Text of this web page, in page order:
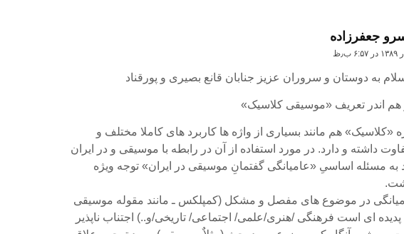
جعفرزاده
سلام به دوستان و سروران عزیز جنابان قانع بصیری و پورقناد
هم اندر تعریف «موسیقی کلاسیک»
«کلاسیک» هم مانند بسیاری از واژه ها کاربرد های کاملا مختلف و
داشته و دارد. در مورد استفاده از آن در رابطه با موسیقی و در ایران
به مسئله اساسیِ «عامیانگی گفتمانِ موسیقی در ایران» توجه ویژه
در موضوع های مفصل و مشکل (کمپلکس ـ مانند مقوله موسیقی
ای است فرهنگی /هنری/علمی/ اجتماعی/ تاریخی/و..) اجتناب ناپذیر